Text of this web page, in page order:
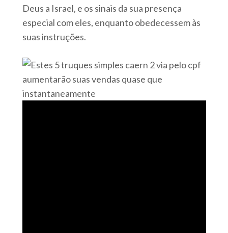
Deus a Israel, e os sinais da sua presença
especial com eles, enquanto obedecessem às
suas instruções.